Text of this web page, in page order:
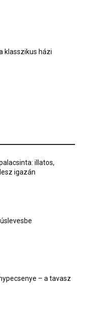
klasszikus házi
illatos,
igazán
– a tavasz